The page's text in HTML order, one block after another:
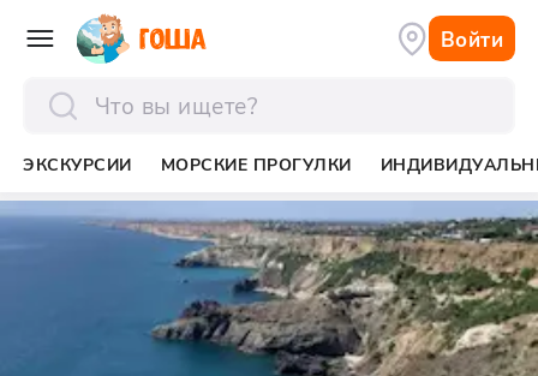
Войти
ЭКСКУРСИИ МОРСКИЕ ПРОГУЛКИ